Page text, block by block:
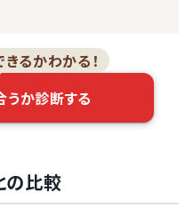
るかわかる！
うか診断する
の比較